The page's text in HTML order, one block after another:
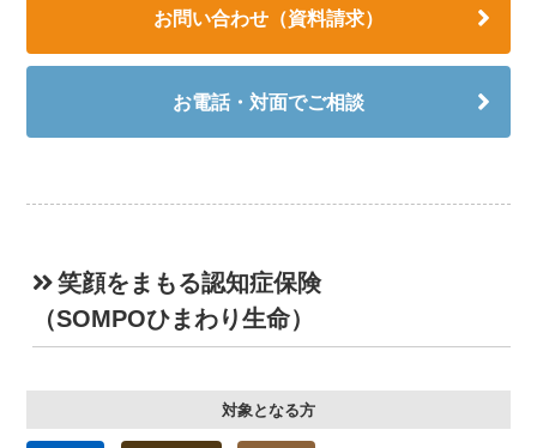
お問い合わせ（資料請求）
お電話・対面でご相談
笑顔をまもる認知症保険
（SOMPOひまわり生命）
対象となる方